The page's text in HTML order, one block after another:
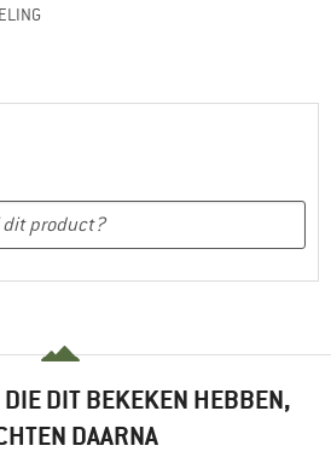
DIT BEKEKEN HEBBEN,
DAARNA